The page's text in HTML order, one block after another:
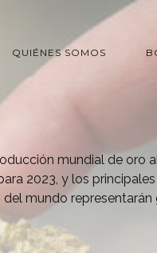
QUIÉNES SOMOS
mundial de oro
2023, y los
mundo representarán